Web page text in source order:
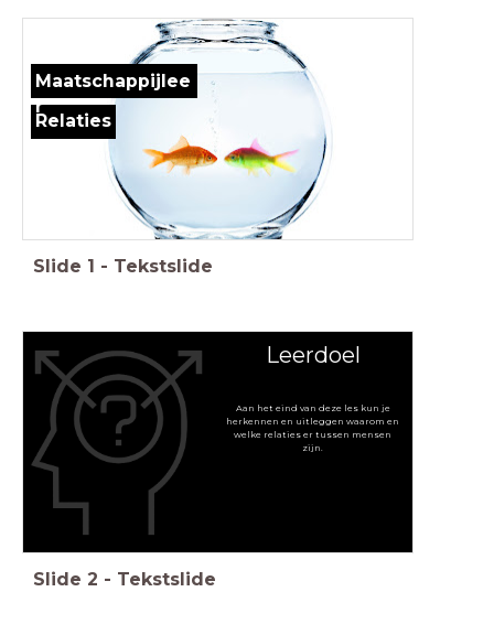
Relaties
Maatschappijlee
r
Slide 1 - Tekstslide
Leerdoel
Aan het eind van deze les kun je
herkennen en uitleggen waarom en
welke relaties er tussen mensen
zijn.
Slide 2 - Tekstslide